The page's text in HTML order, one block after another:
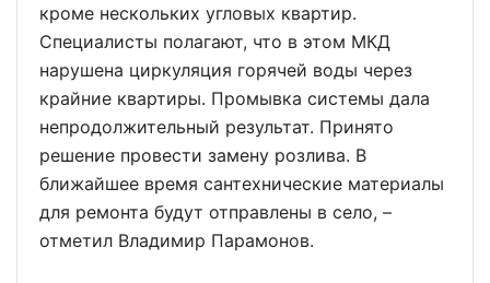
кроме нескольких угловых квартир.
Специалисты полагают, что в этом МКД
нарушена циркуляция горячей воды через
крайние квартиры. Промывка системы дала
непродолжительный результат. Принято
решение провести замену розлива. В
ближайшее время сантехнические материалы
для ремонта будут отправлены в село, –
отметил Владимир Парамонов.